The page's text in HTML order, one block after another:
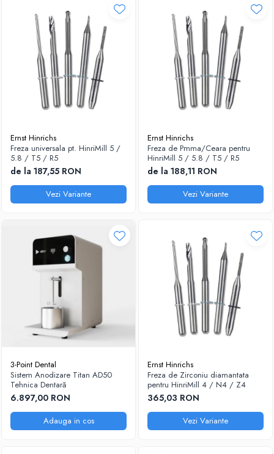
Ernst Hinrichs
Freza universala pt. HinriMill 5 /
5.8 / T5 / R5
de la 187,55 RON
Vezi Variante
Ernst Hinrichs
Freza de Pmma/Ceara pentru
HinriMill 5 / 5.8 / T5 / R5
de la 188,11 RON
Vezi Variante
3-Point Dental
Sistem Anodizare Titan AD50
Tehnica Dentară
6.897,00 RON
Adauga in cos
Ernst Hinrichs
Freza de Zirconiu diamantata
pentru HinriMill 4 / N4 / Z4
365,03 RON
Vezi Variante